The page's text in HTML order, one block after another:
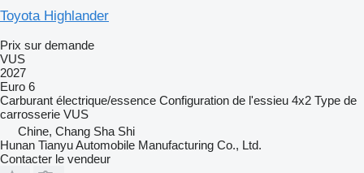
Toyota Highlander
Prix sur demande
VUS
2027
Euro 6
Carburant électrique/essence Configuration de l'essieu 4x2 Type de
carrosserie VUS
Chine, Chang Sha Shi
Hunan Tianyu Automobile Manufacturing Co., Ltd.
Contacter le vendeur